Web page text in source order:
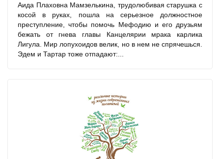
Аида Плаховна Мамзелькина, трудолюбивая старушка с
косой в руках, пошла на серьезное должностное
преступление, чтобы помочь Meфодию и его друзьям
бежать от гнева главы Канцелярии мрака карлика
Лигула. Мир лопухоидов велик, но в нем не спрячешься.
Эдем и Тартар тоже отпадают:...